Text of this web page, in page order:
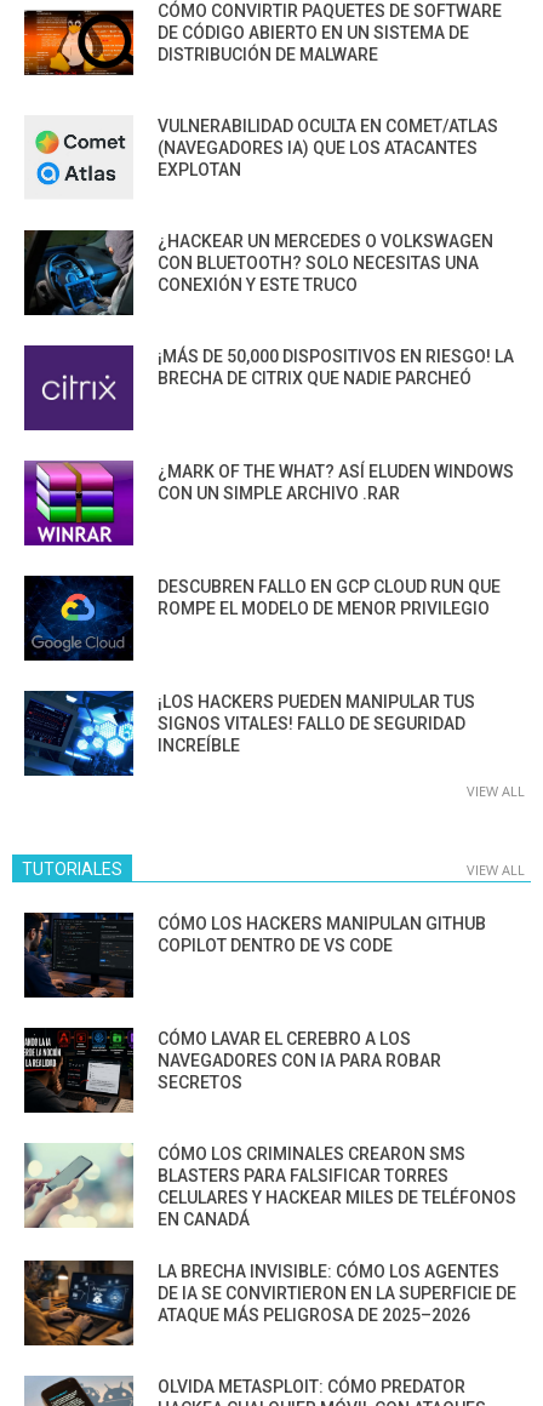
CÓMO CONVIRTIR PAQUETES DE SOFTWARE
DE CÓDIGO ABIERTO EN UN SISTEMA DE
DISTRIBUCIÓN DE MALWARE
VULNERABILIDAD OCULTA EN COMET/ATLAS
(NAVEGADORES IA) QUE LOS ATACANTES
EXPLOTAN
¿HACKEAR UN MERCEDES O VOLKSWAGEN
CON BLUETOOTH? SOLO NECESITAS UNA
CONEXIÓN Y ESTE TRUCO
¡MÁS DE 50,000 DISPOSITIVOS EN RIESGO! LA
BRECHA DE CITRIX QUE NADIE PARCHEÓ
¿MARK OF THE WHAT? ASÍ ELUDEN WINDOWS
CON UN SIMPLE ARCHIVO .RAR
DESCUBREN FALLO EN GCP CLOUD RUN QUE
ROMPE EL MODELO DE MENOR PRIVILEGIO
¡LOS HACKERS PUEDEN MANIPULAR TUS
SIGNOS VITALES! FALLO DE SEGURIDAD
INCREÍBLE
VIEW ALL
TUTORIALES VIEW ALL
CÓMO LOS HACKERS MANIPULAN GITHUB
COPILOT DENTRO DE VS CODE
CÓMO LAVAR EL CEREBRO A LOS
NAVEGADORES CON IA PARA ROBAR
SECRETOS
CÓMO LOS CRIMINALES CREARON SMS
BLASTERS PARA FALSIFICAR TORRES
CELULARES Y HACKEAR MILES DE TELÉFONOS
EN CANADÁ
LA BRECHA INVISIBLE: CÓMO LOS AGENTES
DE IA SE CONVIRTIERON EN LA SUPERFICIE DE
ATAQUE MÁS PELIGROSA DE 2025–2026
OLVIDA METASPLOIT: CÓMO PREDATOR